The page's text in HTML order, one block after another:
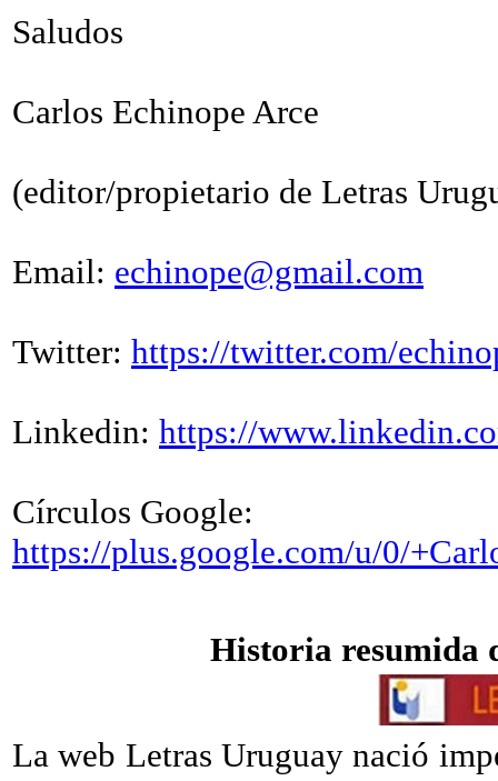
Saludos
Carlos Echinope Arce
(editor/propietario de Letras
Email: echinope@gmail.com
Twitter: https://twitter.com/
Linkedin: https://
Círculos Google:
https://plus.google.com/u/0/
Historia resumida
La web Letras Uruguay nació